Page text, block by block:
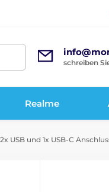
schreiben
Realme
USB und 1x USB-C